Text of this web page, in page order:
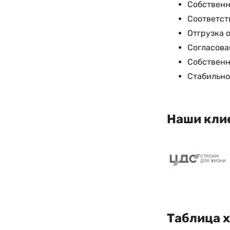
Отгрузка
Наши
Таблица